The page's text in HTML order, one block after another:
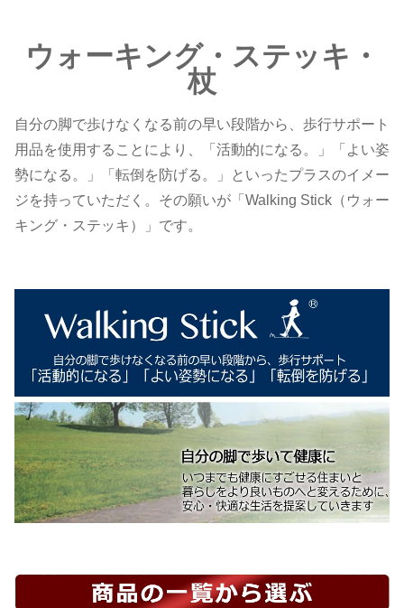
ウォーキング・ステッキ・
杖
自分の脚で歩けなくなる前の早い段階から、歩行サポート
用品を使用することにより、「活動的になる。」「よい姿
勢になる。」「転倒を防げる。」といったプラスのイメー
ジを持っていただく。その願いが「Walking Stick（ウォー
キング・ステッキ）」です。